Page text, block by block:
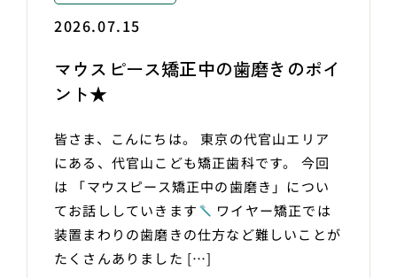
2026.07.15
マウスピース矯正中の歯磨きのポイ
ント★
皆さま、こんにちは。 東京の代官山エリア
にある、代官山こども矯正歯科です。 今回
は 「マウスピース矯正中の歯磨き」につい
てお話ししていきます
ワイヤー矯正では
装置まわりの歯磨きの仕方など難しいことが
たくさんありました […]